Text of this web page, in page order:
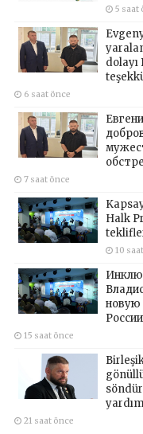
5 saat
6 saat önce
7 saat önce
Halk
10
новую
15 saat önce
21 saat önce